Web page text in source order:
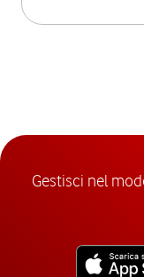
Gestisci nel